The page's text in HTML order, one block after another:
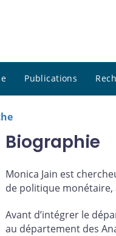
Publications
Biographie
Monica Jain est
de politique monétaire,
Avant d’intégrer le
au département des